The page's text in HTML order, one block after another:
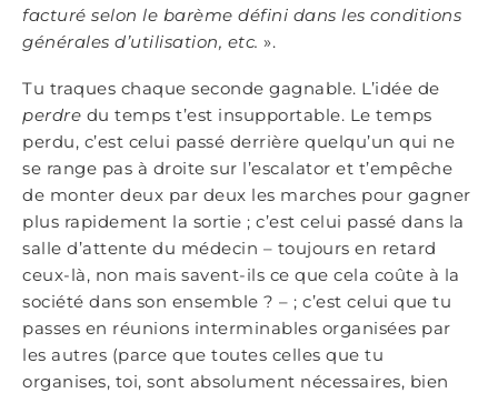
facturé selon le barème défini dans les conditions
générales d’utilisation, etc. ».
Tu traques chaque seconde gagnable. L’idée de
perdre du temps t’est insupportable. Le temps
perdu, c’est celui passé derrière quelqu’un qui ne
se range pas à droite sur l’escalator et t’empêche
de monter deux par deux les marches pour gagner
plus rapidement la sortie ; c’est celui passé dans la
salle d’attente du médecin – toujours en retard
ceux-là, non mais savent-ils ce que cela coûte à la
société dans son ensemble ? – ; c’est celui que tu
passes en réunions interminables organisées par
les autres (parce que toutes celles que tu
organises, toi, sont absolument nécessaires, bien